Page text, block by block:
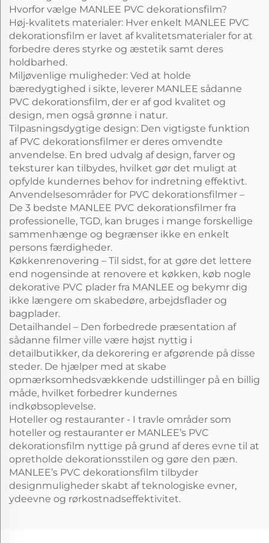
Hvorfor vælge MANLEE PVC dekorationsfilm?
Høj-kvalitets materialer: Hver enkelt MANLEE PVC
dekorationsfilm er lavet af kvalitetsmaterialer for at
forbedre deres styrke og æstetik samt deres
holdbarhed.
Miljøvenlige muligheder: Ved at holde
bæredygtighed i sikte, leverer MANLEE sådanne
PVC dekorationsfilm, der er af god kvalitet og
design, men også grønne i natur.
Tilpasningsdygtige design: Den vigtigste funktion
af PVC dekorationsfilmer er deres omvendte
anvendelse. En bred udvalg af design, farver og
teksturer kan tilbydes, hvilket gør det muligt at
opfylde kundernes behov for indretning effektivt.
Anvendelsesområder for PVC dekorationsfilmer –
De 3 bedste MANLEE PVC dekorationsfilmer fra
professionelle, TGD, kan bruges i mange forskellige
sammenhænge og begrænser ikke en enkelt
persons færdigheder.
Køkkenrenovering – Til sidst, for at gøre det lettere
end nogensinde at renovere et køkken, køb nogle
dekorative PVC plader fra MANLEE og bekymr dig
ikke længere om skabedøre, arbejdsflader og
bagplader.
Detailhandel – Den forbedrede præsentation af
sådanne filmer ville være højst nyttig i
detailbutikker, da dekorering er afgørende på disse
steder. De hjælper med at skabe
opmærksomhedsvækkende udstillinger på en billig
måde, hvilket forbedrer kundernes
indkøbsoplevelse.
Hoteller og restauranter - I travle områder som
hoteller og restauranter er MANLEE’s PVC
dekorationsfilm nyttige på grund af deres evne til at
opretholde dekorationsstilen og gøre den pæn.
MANLEE’s PVC dekorationsfilm tilbyder
designmuligheder skabt af teknologiske evner,
ydeevne og rørkostnadseffektivitet.